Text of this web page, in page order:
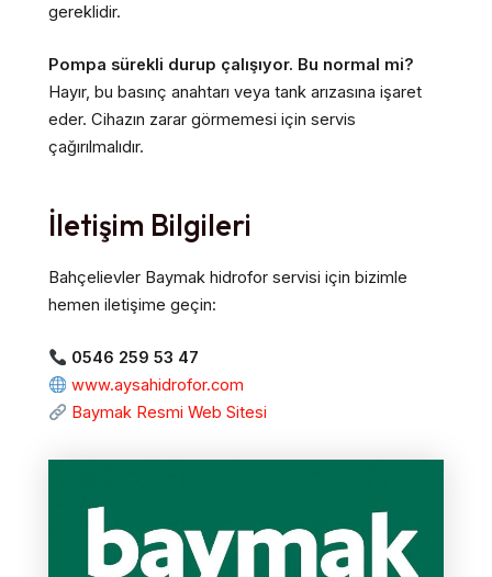
gereklidir.
Pompa sürekli durup çalışıyor. Bu normal mi?
Hayır, bu basınç anahtarı veya tank arızasına işaret
eder. Cihazın zarar görmemesi için servis
çağırılmalıdır.
İletişim Bilgileri
Bahçelievler Baymak hidrofor servisi için bizimle
hemen iletişime geçin:
0546 259 53 47
www.aysahidrofor.com
Baymak Resmi Web Sitesi